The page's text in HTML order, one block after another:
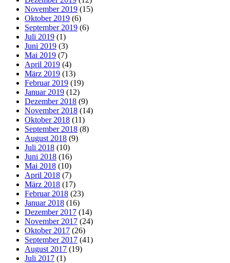
November 2019 (15)
Oktober 2019 (6)
September 2019 (6)
Juli 2019 (1)
Juni 2019 (3)
Mai 2019 (7)
April 2019 (4)
März 2019 (13)
Februar 2019 (19)
Januar 2019 (12)
Dezember 2018 (9)
November 2018 (14)
Oktober 2018 (11)
September 2018 (8)
August 2018 (9)
Juli 2018 (10)
Juni 2018 (16)
Mai 2018 (10)
April 2018 (7)
März 2018 (17)
Februar 2018 (23)
Januar 2018 (16)
Dezember 2017 (14)
November 2017 (24)
Oktober 2017 (26)
September 2017 (41)
August 2017 (19)
Juli 2017 (1)